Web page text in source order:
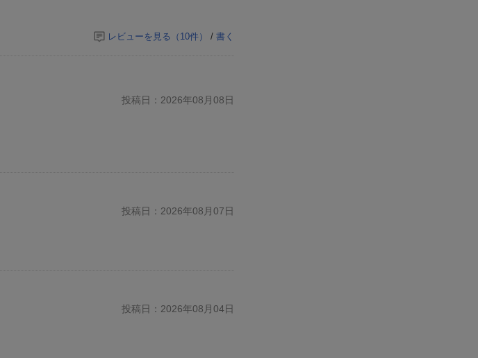
レビューを見る（ 10件） / 書く
投稿日：2026年08月08日
投稿日：2026年08月07日
投稿日：2026年08月04日